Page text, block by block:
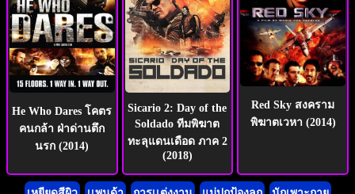
He Who Dares โคตร
คนกล้า ฝ่าด่านตึก
นรก (2014)
Sicario 2: Day of the
Soldado ทีมพิฆาต
ทะลุแดนเดือด ภาค 2
(2018)
Red Sky สงคราม
พิฆาตเวหา (2014)